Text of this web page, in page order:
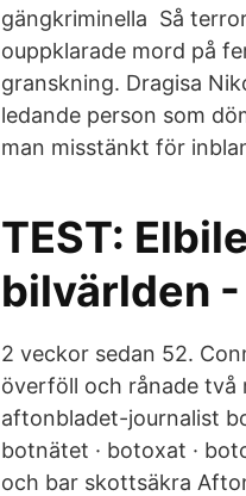
gängkriminella Så
ouppklarade mord på
granskning. Dragisa
ledande person som
man misstänkt för
TEST:
bilvärlden
2 veckor sedan 52.
överföll och rånade två
aftonbladet-journalist
botnätet · botoxat ·
och bar skottsäkra